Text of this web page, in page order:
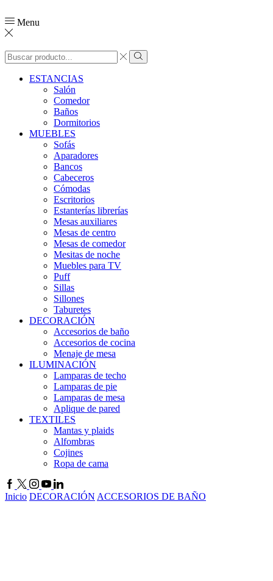
Menu
ESTANCIAS
Salón
Comedor
Baños
Dormitorios
MUEBLES
Sofás
Aparadores
Bancos
Cabeceros
Cómodas
Escritorios
Estanterías librerías
Mesas auxiliares
Mesas de centro
Mesas de comedor
Mesitas de noche
Muebles para TV
Puff
Sillas
Sillones
Taburetes
DECORACIÓN
Accesorios de baño
Accesorios de cocina
Menaje de mesa
ILUMINACIÓN
Lamparas de techo
Lamparas de pie
Lamparas de mesa
Aplique de pared
TEXTILES
Mantas y plaids
Alfombras
Cojines
Ropa de cama
Inicio DECORACIÓN ACCESORIOS DE BAÑO